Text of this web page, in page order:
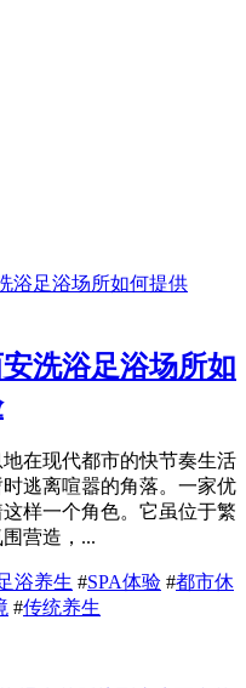
洗浴足浴场所如
在现代都市的快节奏生活
逃离喧嚣的角落。一家优
样一个角色。它虽位于繁
营造，...
浴养生 #SPA体验 #都市休
#传统养生